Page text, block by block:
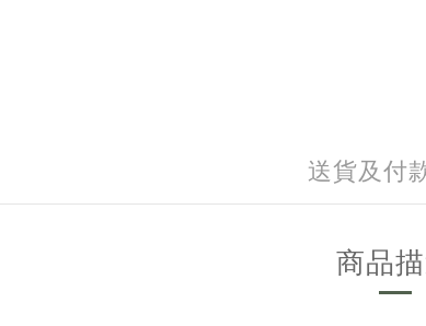
送貨及付
商品